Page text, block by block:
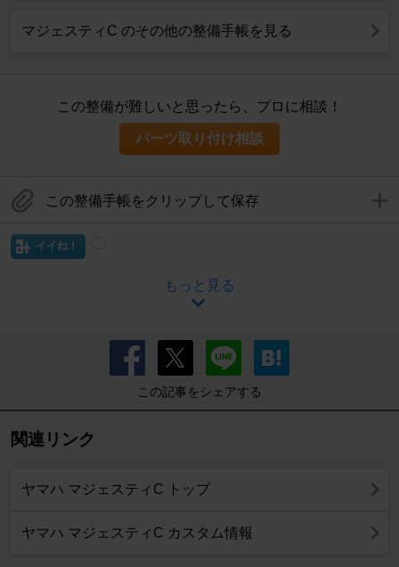
マジェスティC のその他の整備手帳を見る
この整備が難しいと思ったら、プロに相談！
パーツ取り付け相談
この整備手帳をクリップして保存
イイね！
もっと見る
この記事をシェアする
関連リンク
ヤマハ マジェスティC トップ
ヤマハ マジェスティC カスタム情報